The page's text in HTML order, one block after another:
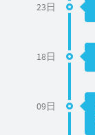
23日
18日
09日